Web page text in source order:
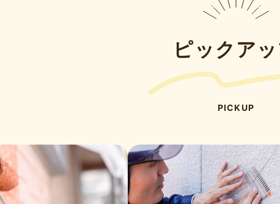
ピックア
PICKUP